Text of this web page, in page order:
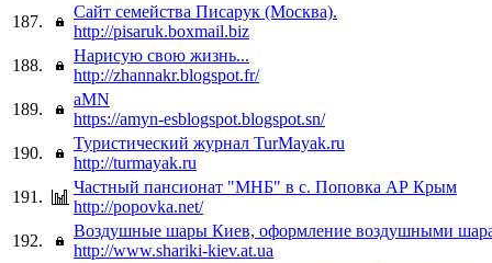
187.
Сайт семейства Писарук (Москва).
http://pisaruk.boxmail.biz
188.
Нарисую свою жизнь...
http://zhannakr.blogspot.fr/
189.
aMN
https://amyn-esblogspot.blogspot.sn/
190.
Туристический журнал TurMayak.ru
http://turmayak.ru
191.
Частный пансионат "МНБ" в с. Поповка АР Крым
http://popovka.net/
192.
Воздушные шары Киев, оформление воздушными
http://www.shariki-kiev.at.ua